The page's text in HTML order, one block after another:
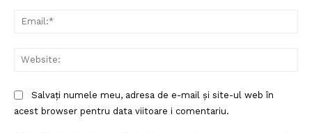
Salvați numele meu, adresa de e-mail și site-ul web în
acest browser pentru data viitoare i comentariu.